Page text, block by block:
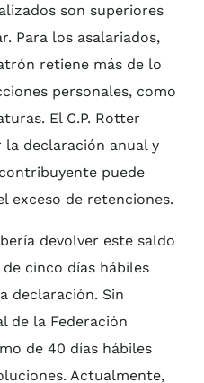
son superiores
Para los asalariados,
retiene más de lo
personales, como
El C.P. Rotter
declaración anual y
puede
exceso de retenciones.
devolver este saldo
cinco días hábiles
declaración. Sin
de la Federación
de 40 días hábiles
Actualmente,